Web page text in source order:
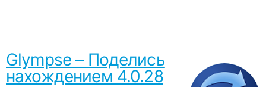
Glympse – Поделись
нахождением 4.0.28